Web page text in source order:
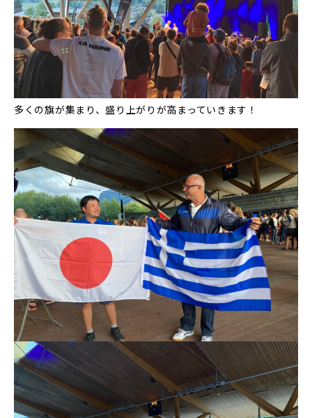
多くの旗が集まり、盛り上がりが高まっていきます！